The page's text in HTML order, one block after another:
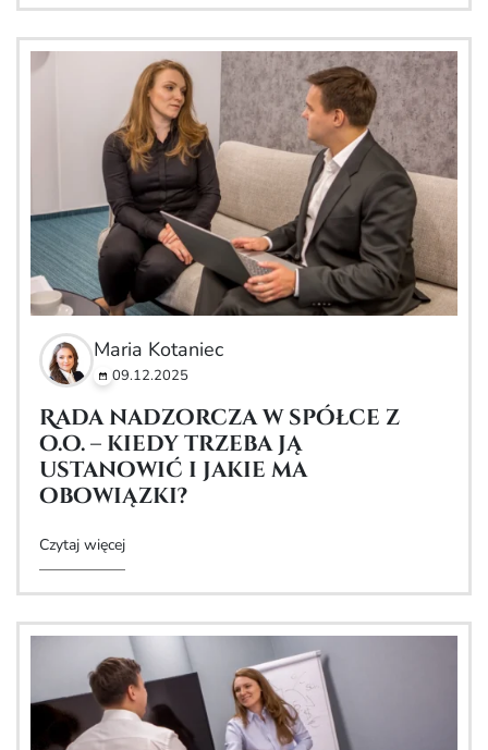
Maria Kotaniec
09.12.2025
Rada nadzorcza w spółce z
o.o. – kiedy trzeba ją
ustanowić i jakie ma
obowiązki?
Czytaj więcej